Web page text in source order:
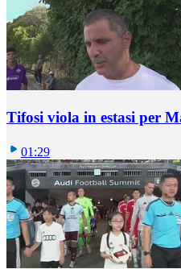
Tifosi viola in estasi per
01:29